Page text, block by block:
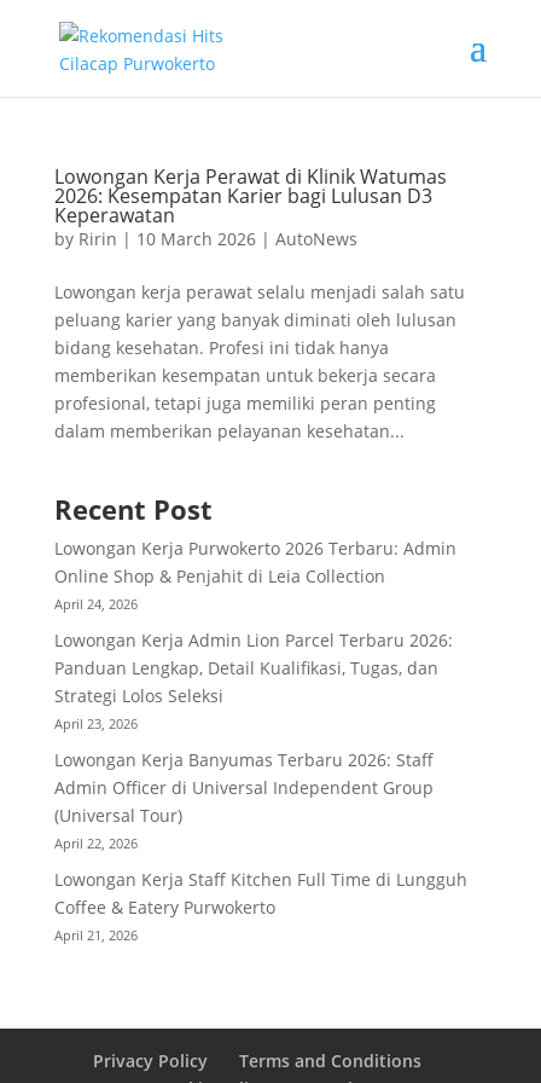
Lowongan Kerja Perawat di Klinik Watumas
2026: Kesempatan Karier bagi Lulusan D3
Keperawatan
by Ririn | 10 March 2026| AutoNews
Lowongan kerja perawat selalu menjadi salah satu
peluang karier yang banyak diminati oleh lulusan
bidang kesehatan. Profesi ini tidak hanya
memberikan kesempatan untuk bekerja secara
profesional, tetapi juga memiliki peran penting
dalam memberikan pelayanan kesehatan...
Recent Post
Lowongan Kerja Purwokerto 2026 Terbaru: Admin
Online Shop & Penjahit di Leia Collection
April 24, 2026
Lowongan Kerja Admin Lion Parcel Terbaru 2026:
Panduan Lengkap, Detail Kualifikasi, Tugas, dan
Strategi Lolos Seleksi
April 23, 2026
Lowongan Kerja Banyumas Terbaru 2026: Staff
Admin Officer di Universal Independent Group
(Universal Tour)
April 22, 2026
Lowongan Kerja Staff Kitchen Full Time di Lungguh
Coffee & Eatery Purwokerto
April 21, 2026
Privacy Policy
Terms and Conditions